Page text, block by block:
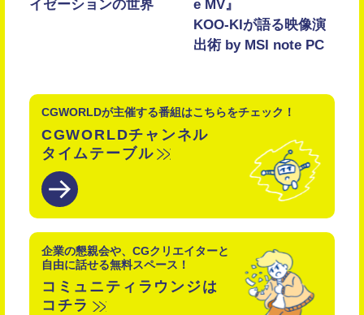
イゼーションの世界
e MV』
KOO-KIが語る映像演
出術 by MSI note PC
CGWORLDが主催する番組はこちらをチェック！
CGWORLDチャンネル
タイムテーブル
企業の懇親会や、CGクリエイターと
自由に話せる無料スペース！
コミュニティラウンジは
コチラ